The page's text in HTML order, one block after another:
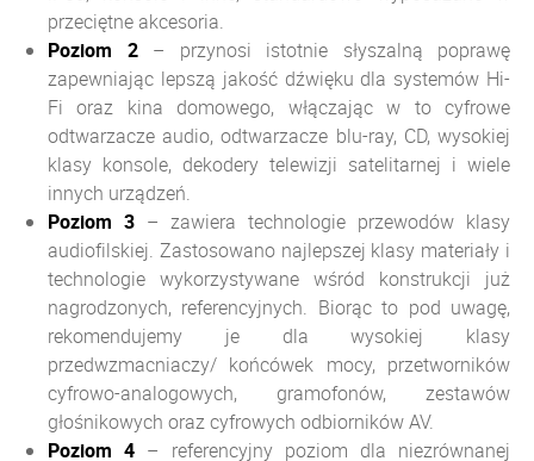
przeciętne akcesoria.
Poziom 2– przynosi istotnie słyszalną poprawę
zapewniając lepszą jakość dźwięku dla systemów Hi-
Fi oraz kina domowego, włączając w to cyfrowe
odtwarzacze audio, odtwarzacze blu-ray, CD, wysokiej
klasy konsole, dekodery telewizji satelitarnej i wiele
innych urządzeń.
Poziom 3 – zawiera technologie przewodów klasy
audiofilskiej. Zastosowano najlepszej klasy materiały i
technologie wykorzystywane wśród konstrukcji już
nagrodzonych, referencyjnych. Biorąc to pod uwagę,
rekomendujemy je dla wysokiej klasy
przedwzmacniaczy/ końcówek mocy, przetworników
cyfrowo-analogowych, gramofonów, zestawów
głośnikowych oraz cyfrowych odbiorników AV.
Poziom 4 – referencyjny poziom dla niezrównanej